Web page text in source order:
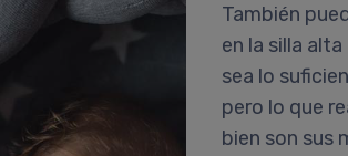
También
en la silla
sea lo
pero lo que
bien son sus